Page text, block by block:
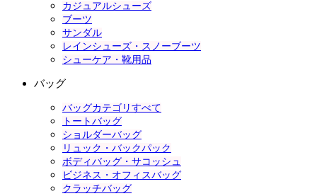
カジュアルシューズ
ブーツ
サンダル
レインシューズ・スノーブーツ
シューケア・靴用品
バッグ
バッグカテゴリすべて
トートバッグ
ショルダーバッグ
リュック・バックパック
ボディバッグ・サコッシュ
ビジネス・オフィスバッグ
クラッチバッグ